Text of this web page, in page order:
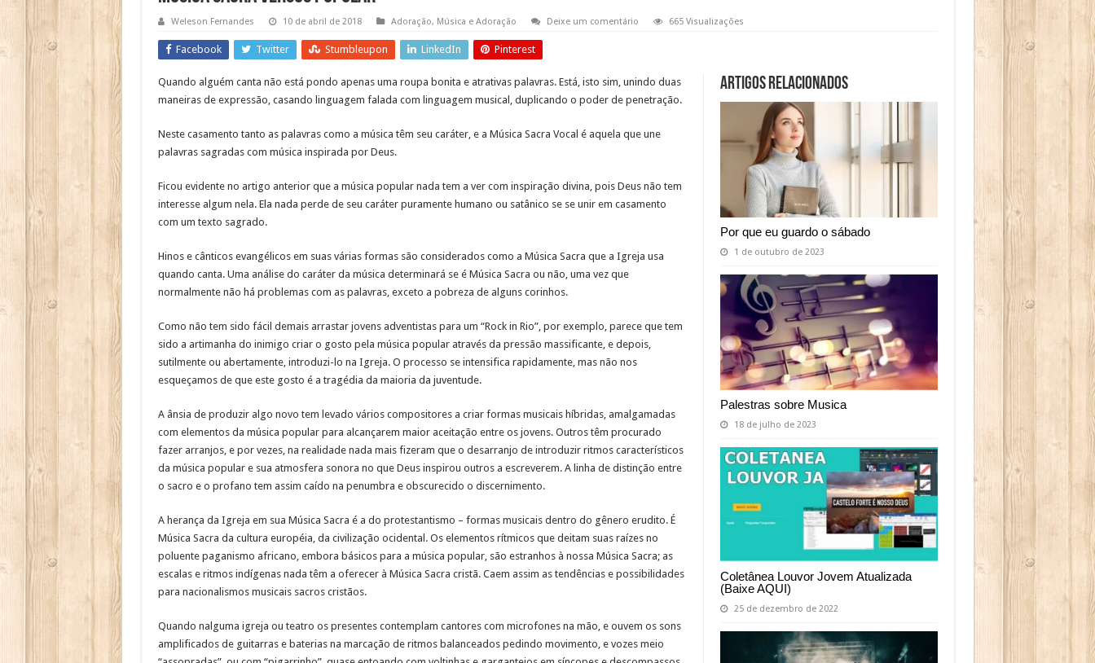
Weleson Fernandes 10 de abril de 2018 Adoração, Música e Adoração Deixe um comentário 665 Visualizações
Facebook Twitter Stumbleupon LinkedIn Pinterest
Artigos relacionados
Por que eu guardo o sábado
1 de outubro de 2023
Palestras sobre Musica
18 de julho de 2023
Coletânea Louvor Jovem Atualizada
(Baixe AQUI)
25 de dezembro de 2022
Quando alguém canta não está pondo apenas uma roupa bonita e atrativas palavras. Está, isto sim, unindo duas
maneiras de expressão, casando linguagem falada com linguagem musical, duplicando o poder de penetração.
Neste casamento tanto as palavras como a música têm seu caráter, e a Música Sacra Vocal é aquela que une
palavras sagradas com música inspirada por Deus.
Ficou evidente no artigo anterior que a música popular nada tem a ver com inspiração divina, pois Deus não tem
interesse algum nela. Ela nada perde de seu caráter puramente humano ou satânico se se unir em casamento
com um texto sagrado.
Hinos e cânticos evangélicos em suas várias formas são considerados como a Música Sacra que a Igreja usa
quando canta. Uma análise do caráter da música determinará se é Música Sacra ou não, uma vez que
normalmente não há problemas com as palavras, exceto a pobreza de alguns corinhos.
Como não tem sido fácil demais arrastar jovens adventistas para um “Rock in Rio”, por exemplo, parece que tem
sido a artimanha do inimigo criar o gosto pela música popular através da pressão massificante, e depois,
sutilmente ou abertamente, introduzi-lo na Igreja. O processo se intensifica rapidamente, mas não nos
esqueçamos de que este gosto é a tragédia da maioria da juventude.
A ânsia de produzir algo novo tem levado vários compositores a criar formas musicais híbridas, amalgamadas
com elementos da música popular para alcançarem maior aceitação entre os jovens. Outros têm procurado
fazer arranjos, e por vezes, na realidade nada mais fizeram que o desarranjo de introduzir ritmos característicos
da música popular e sua atmosfera sonora no que Deus inspirou outros a escreverem. A linha de distinção entre
o sacro e o profano tem assim caído na penumbra e obscurecido o discernimento.
A herança da Igreja em sua Música Sacra é a do protestantismo – formas musicais dentro do gênero erudito. É
Música Sacra da cultura européia, da civilização ocidental. Os elementos rítmicos que deitam suas raízes no
poluente paganismo africano, embora básicos para a música popular, são estranhos à nossa Música Sacra; as
escalas e ritmos indígenas nada têm a oferecer à Música Sacra cristã. Caem assim as tendências e possibilidades
para nacionalismos musicais sacros cristãos.
Quando nalguma igreja ou teatro os presentes contemplam cantores com microfones na mão, e ouvem os sons
amplificados de guitarras e baterias na marcação de ritmos balanceados pedindo movimento, e vozes meio